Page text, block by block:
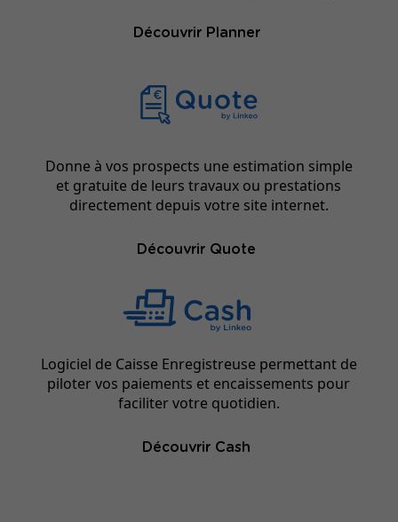
Découvrir Planner
Donne à vos prospects une estimation simple
et gratuite de leurs travaux ou prestations
directement depuis votre site internet.
Découvrir Quote
Logiciel de Caisse Enregistreuse permettant de
piloter vos paiements et encaissements pour
faciliter votre quotidien.
Découvrir Cash